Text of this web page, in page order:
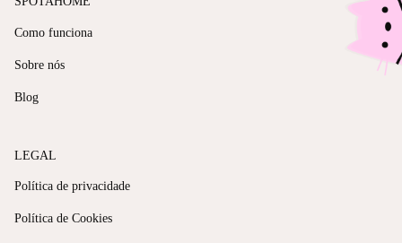
Como funciona
Sobre nós
Blog
LEGAL
Política de privacidade
Política de Cookies